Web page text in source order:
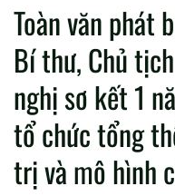
Toàn văn phát
Bí thư, Chủ
nghị sơ kết 1
tổ chức tổng
trị và mô hình